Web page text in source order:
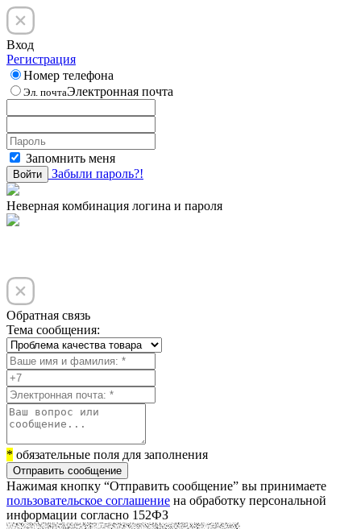
Вход
Регистрация
Номер телефона
Эл. почтаЭлектронная почта
Запомнить меня
Войти Забыли пароль?!
Неверная комбинация логина и пароля
Обратная связь
Тема сообщения:
* обязательные поля для заполнения
Отправить сообщение
Нажимая кнопку “Отправить сообщение” вы принимаете
пользовательское соглашение на обработку персональной
информации согласно 152ФЗ